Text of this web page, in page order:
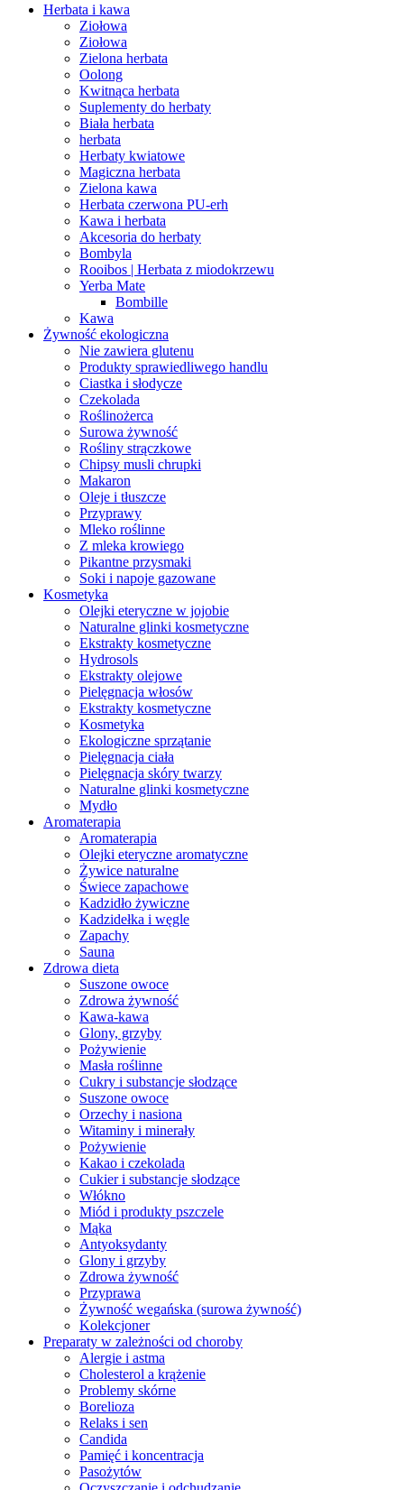
Herbata i kawa
Ziołowa
Ziołowa
Zielona herbata
Oolong
Kwitnąca herbata
Suplementy do herbaty
Biała herbata
herbata
Herbaty kwiatowe
Magiczna herbata
Zielona kawa
Herbata czerwona PU-erh
Kawa i herbata
Akcesoria do herbaty
Bombyla
Rooibos | Herbata z miodokrzewu
Yerba Mate
Bombille
Kawa
Żywność ekologiczna
Nie zawiera glutenu
Produkty sprawiedliwego handlu
Ciastka i słodycze
Czekolada
Roślinożerca
Surowa żywność
Rośliny strączkowe
Chipsy musli chrupki
Makaron
Oleje i tłuszcze
Przyprawy
Mleko roślinne
Z mleka krowiego
Pikantne przysmaki
Soki i napoje gazowane
Kosmetyka
Olejki eteryczne w jojobie
Naturalne glinki kosmetyczne
Ekstrakty kosmetyczne
Hydrosols
Ekstrakty olejowe
Pielęgnacja włosów
Ekstrakty kosmetyczne
Kosmetyka
Ekologiczne sprzątanie
Pielęgnacja ciała
Pielęgnacja skóry twarzy
Naturalne glinki kosmetyczne
Mydło
Aromaterapia
Aromaterapia
Olejki eteryczne aromatyczne
Żywice naturalne
Świece zapachowe
Kadzidło żywiczne
Kadzidełka i węgle
Zapachy
Sauna
Zdrowa dieta
Suszone owoce
Zdrowa żywność
Kawa-kawa
Glony, grzyby
Pożywienie
Masła roślinne
Cukry i substancje słodzące
Suszone owoce
Orzechy i nasiona
Witaminy i minerały
Pożywienie
Kakao i czekolada
Cukier i substancje słodzące
Włókno
Miód i produkty pszczele
Mąka
Antyoksydanty
Glony i grzyby
Zdrowa żywność
Przyprawa
Żywność wegańska (surowa żywność)
Kolekcjoner
Preparaty w zależności od choroby
Alergie i astma
Cholesterol a krążenie
Problemy skórne
Borelioza
Relaks i sen
Candida
Pamięć i koncentracja
Pasożytów